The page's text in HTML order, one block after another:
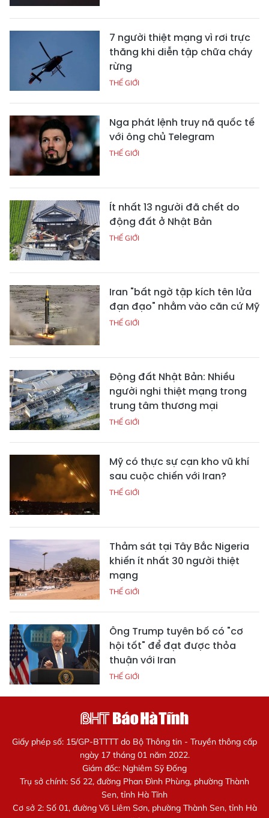
7 người thiệt mạng vì rơi trực
thăng khi diễn tập chữa cháy
rừng
THẾ GIỚI
Nga phát lệnh truy nã quốc tế
với ông chủ Telegram
THẾ GIỚI
Ít nhất 13 người đã chết do
động đất ở Nhật Bản
THẾ GIỚI
Iran "bất ngờ tập kích tên lửa
đạn đạo" nhằm vào căn cứ Mỹ
THẾ GIỚI
Động đất Nhật Bản: Nhiều
người nghi thiệt mạng trong
trung tâm thương mại
THẾ GIỚI
Mỹ có thực sự cạn kho vũ khí
sau cuộc chiến với Iran?
THẾ GIỚI
Thảm sát tại Tây Bắc Nigeria
khiến ít nhất 30 người thiệt
mạng
THẾ GIỚI
Ông Trump tuyên bố có "cơ
hội tốt" để đạt được thỏa
thuận với Iran
THẾ GIỚI
Giấy phép số: 15/GP-BTTTT do Bộ Thông tin - Truyền thông cấp
ngày 17 tháng 01 năm 2022.
Giám đốc: Nghiêm Sỹ Đống
Trụ sở chính: Số 22, đường Phan Đình Phùng, phường Thành
Sen, tỉnh Hà Tĩnh
Cơ sở 2: Số 01, đường Võ Liêm Sơn, phường Thành Sen, tỉnh Hà